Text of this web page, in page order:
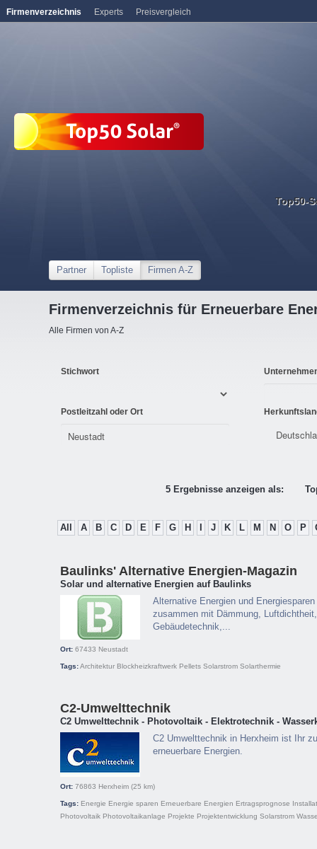
Top50-
Partner Topliste Firmen A-Z
Firmenverzeichnis für Erneuerbare
Alle Firmen von A-Z
Stichwort
Postleitzahl oder Ort
5 Ergebnisse anzeigen als:
All A B C D E F G H J K L M N O P
Baulinks' Alternative Energien-Magazin
Solar und alternative Energien auf Baulinks
Alternative Energien und
zusammen mit Dämmung,
Gebäudetechnik,...
Ort: 67433 Neustadt
Tags:Architektur Blockheizkraftwerk Pellets Solarstrom Solarthermie
C2-Umwelttechnik
C2 Umwelttechnik - Photovoltaik - Elektrotechnik -
C2 Umwelttechnik in Herxheim ist Ihr
erneuerbare Energien.
Ort: 76863 Herxheim (25 km)
Tags: Energie Energie sparen Erneuerbare Energien Ertragsprognose
Photovoltaik Photovoltaikanlage Projekte Projektentwicklung Solarstrom
Firmenverzeichnis Experts Preisvergleich